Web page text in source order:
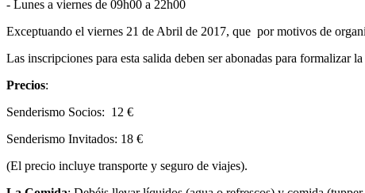
- Lunes a viernes de 09h00 a 22h00
Exceptuando el viernes 21 de Abril de 2017, que por motivos de
Las inscripciones para esta salida deben ser abonadas para formalizar
Precios:
Senderismo Socios: 12 €
Senderismo Invitados: 18 €
(El precio incluye transporte y seguro de viajes).